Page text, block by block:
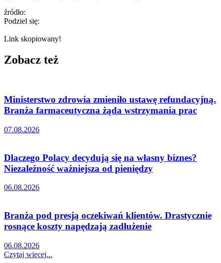
źródło:
Podziel się:
Link skopiowany!
Zobacz też
Ministerstwo zdrowia zmieniło ustawę refundacyjną.
Branża farmaceutyczna żąda wstrzymania prac
07.08.2026
Dlaczego Polacy decydują się na własny biznes?
Niezależność ważniejsza od pieniędzy
06.08.2026
Branża pod presją oczekiwań klientów. Drastycznie
rosnące koszty napędzają zadłużenie
06.08.2026
Czytaj więcej...